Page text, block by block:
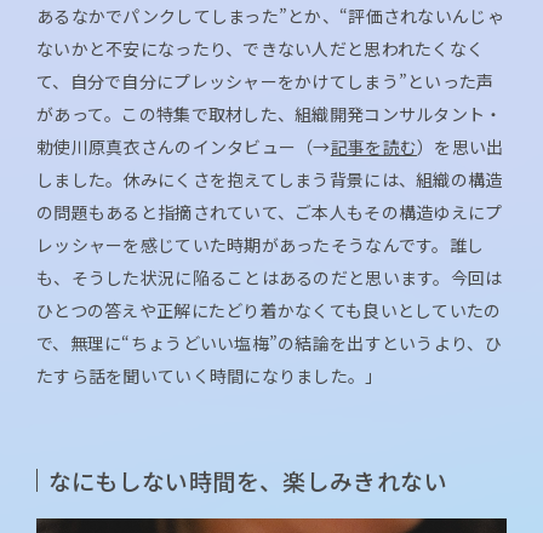
あるなかでパンクしてしまった”とか、“評価されないんじゃ
ないかと不安になったり、できない人だと思われたくなく
て、自分で自分にプレッシャーをかけてしまう”といった声
があって。この特集で取材した、組織開発コンサルタント・
勅使川原真衣さんのインタビュー（→記事を読む）を思い出
しました。休みにくさを抱えてしまう背景には、組織の構造
の問題もあると指摘されていて、ご本人もその構造ゆえにプ
レッシャーを感じていた時期があったそうなんです。誰し
も、そうした状況に陥ることはあるのだと思います。今回は
ひとつの答えや正解にたどり着かなくても良いとしていたの
で、無理に“ちょうどいい塩梅”の結論を出すというより、ひ
たすら話を聞いていく時間になりました。」
なにもしない時間を、楽しみきれない